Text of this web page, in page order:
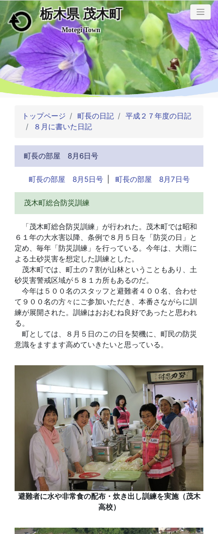
メインコンテンツにスキップ
栃木県 茂木町
Motegi Town
トップページ 町長の日記
平成２７年度の日記
８月に書いた日記
町長の部屋 8月6日号
町長の部屋 8月5日号| 町長の部屋 8月7日号
茂木町総合防災訓練
「茂木町総合防災訓練」が行われた。茂木町では昭和
６１年の大水害以降、条例で８月５日を「防災の日」と
定め、毎年「防災訓練」を行っている。今年は、大雨に
よる土砂災害を想定した訓練とした。
茂木町では、町土の７割が山林ということもあり、土
砂災害警戒区域が５８１カ所もあるのだ。
今年は５００名のスタッフと避難者４００名、合わせ
て９００名の方々にご参加いただき、本番さながらに訓
練が展開された。訓練はおおむね良好であったと思われ
る。
町としては、８月５日のこの日を契機に、町民の防災
意識をますます高めていきたいと思っている。
避難者に水や非常食の配布・炊き出し訓練を実施（茂木
高校）